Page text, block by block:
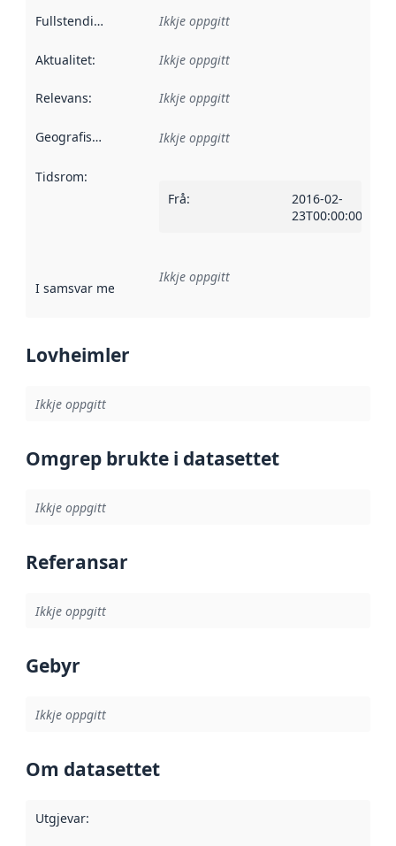
Fullstendigheit Ikkje oppgitt
Aktualitet: Ikkje oppgitt
Relevans: Ikkje oppgitt
Geografisk område Ikkje oppgitt
Tidsrom:
Frå:
2016-02-
23T00:00:00Z
I samsvar med Referanse til ei implementeringsregel eller
Ikkje oppgitt
Lovheimler
Ikkje oppgitt
Omgrep brukte i datasettet
Ikkje oppgitt
Referansar
Ikkje oppgitt
Gebyr
Ikkje oppgitt
Om datasettet
Utgjevar: